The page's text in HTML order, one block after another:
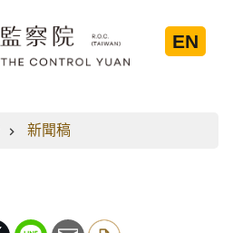
EN
新聞稿